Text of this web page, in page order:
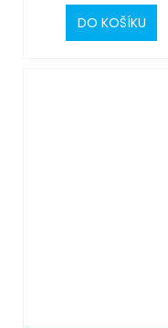
DO KOŠÍKU